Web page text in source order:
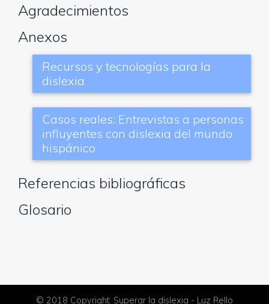
Agradecimientos
Anexos
Recursos y tecnologías para la
dislexia
Casos reales: Entrevistas a personas
influyentes con dislexia del mundo
hispánico
Referencias bibliográficas
Glosario
© 2018 Copyright: Superar la dislexia - Luz Rello